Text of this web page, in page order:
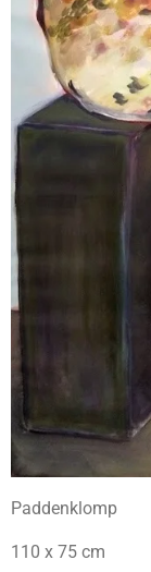
Paddenklomp
110 x 75 cm